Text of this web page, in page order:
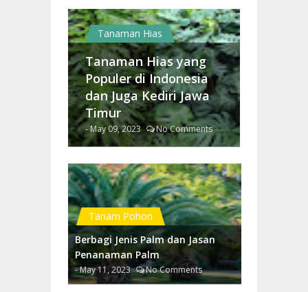
Tanaman Hias
Tanaman Hias yang
Populer di Indonesia
dan Juga Kediri Jawa
Timur
- May 09, 2023 No Comments
Tanam Pohon
Berbagi Jenis Palm dan Jasan
Penanaman Palm
- May 11, 2023 No Comments